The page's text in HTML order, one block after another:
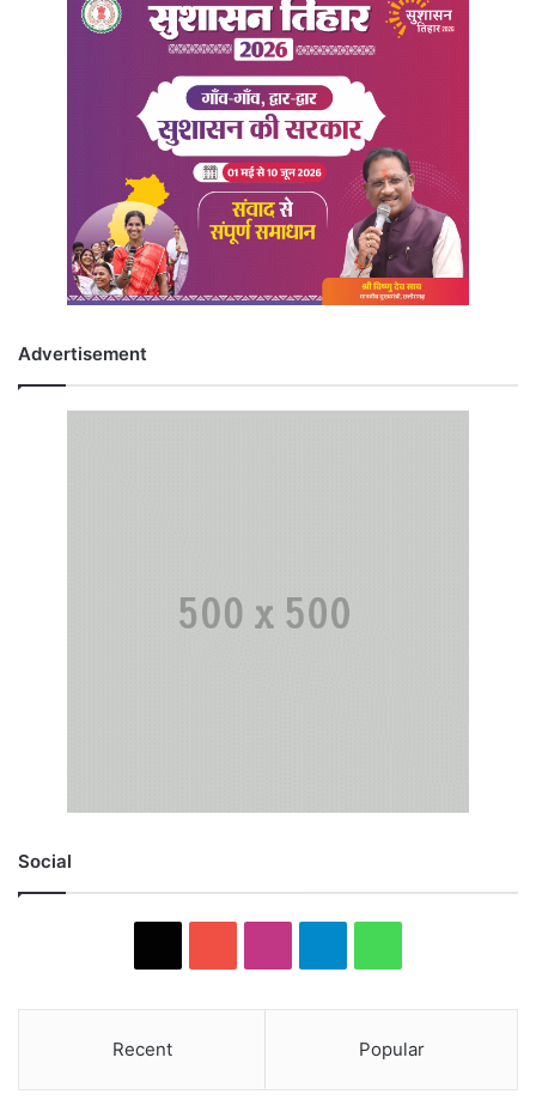
Advertisement
Social
Recent Popular